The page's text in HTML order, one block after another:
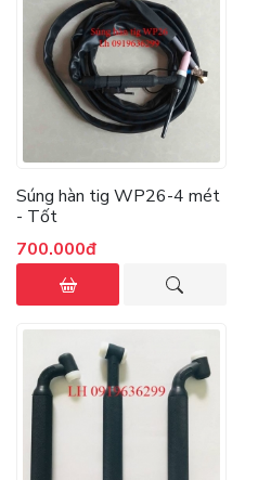
Súng hàn tig WP26-4 mét
- Tốt
700.000đ